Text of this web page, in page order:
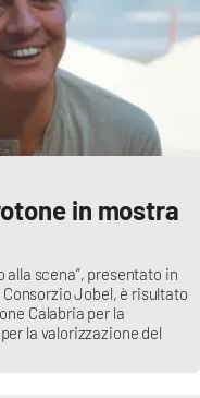
in mostra
alla scena”, presentato in
Jobel, è risultato
Calabria per la
la valorizzazione del